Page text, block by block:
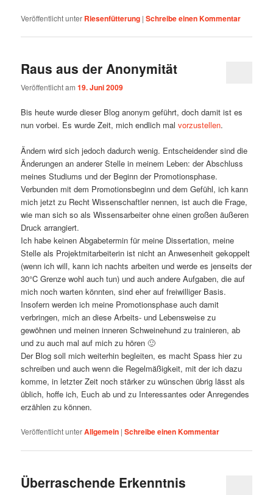
Veröffentlicht unter Riesenfütterung |Schreibe einen Kommentar
Raus aus der Anonymität
Veröffentlicht am19. Juni 2009
Bis heute wurde dieser Blog anonym geführt, doch damit ist es
nun vorbei. Es wurde Zeit, mich endlich malvorzustellen.
Ändern wird sich jedoch dadurch wenig. Entscheidender sind die
Änderungen an anderer Stelle in meinem Leben: der Abschluss
meines Studiums und der Beginn der Promotionsphase.
Verbunden mit dem Promotionsbeginn und dem Gefühl, ich kann
mich jetzt zu Recht Wissenschaftler nennen, ist auch die Frage,
wie man sich so als Wissensarbeiter ohne einen großen äußeren
Druck arrangiert.
Ich habe keinen Abgabetermin für meine Dissertation, meine
Stelle als Projektmitarbeiterin ist nicht an Anwesenheit gekoppelt
(wenn ich will, kann ich nachts arbeiten und werde es jenseits der
30°C Grenze wohl auch tun) und auch andere Aufgaben, die auf
mich noch warten könnten, sind eher auf freiwilliger Basis.
Insofern werden ich meine Promotionsphase auch damit
verbringen, mich an diese Arbeits- und Lebensweise zu
gewöhnen und meinen inneren Schweinehund zu trainieren, ab
und zu auch mal auf mich zu hören 🙂
Der Blog soll mich weiterhin begleiten, es macht Spass hier zu
schreiben und auch wenn die Regelmäßigkeit, mit der ich dazu
komme, in letzter Zeit noch stärker zu wünschen übrig lässt als
üblich, hoffe ich, Euch ab und zu Interessantes oder Anregendes
erzählen zu können.
Veröffentlicht unterAllgemein |Schreibe einen Kommentar
Überraschende Erkenntnis